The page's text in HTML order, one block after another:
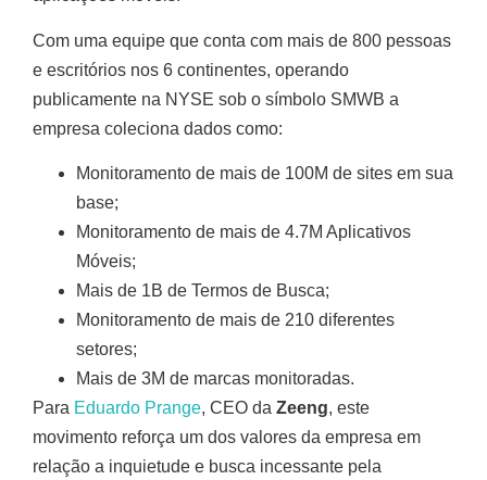
Com uma equipe que conta com mais de 800 pessoas
e escritórios nos 6 continentes, operando
publicamente na NYSE sob o símbolo SMWB a
empresa coleciona dados como:
Monitoramento de mais de 100M de sites em sua
base;
Monitoramento de mais de 4.7M Aplicativos
Móveis;
Mais de 1B de Termos de Busca;
Monitoramento de mais de 210 diferentes
setores;
Mais de 3M de marcas monitoradas.
Para Eduardo Prange, CEO da Zeeng, este
movimento reforça um dos valores da empresa em
relação a inquietude e busca incessante pela